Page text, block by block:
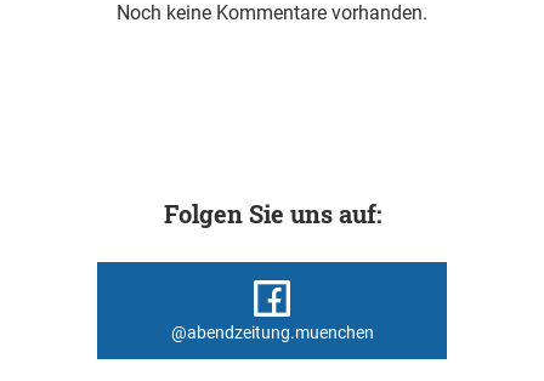
Noch keine Kommentare vorhanden.
Folgen Sie uns auf:
@abendzeitung.muenchen